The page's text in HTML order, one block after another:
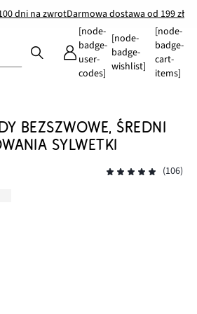
dni na zwrotDarmowa dostawa od 199 zł
[node-
badge-
user-
codes]
[node-
badge-
wishlist]
[node-
badge-
cart-
items]
BEZSZWOWE, ŚREDNI
SYLWETKI
(106)